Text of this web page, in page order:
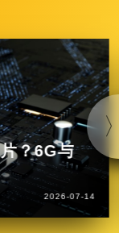
？6G与
2026-07-14